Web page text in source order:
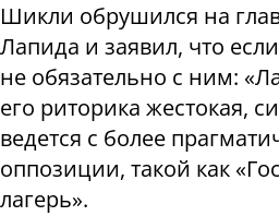
Шикли обрушился на
Лапида и заявил, что
не обязательно с ним:
его риторика жестокая,
ведется с более
оппозиции, такой как
лагерь».